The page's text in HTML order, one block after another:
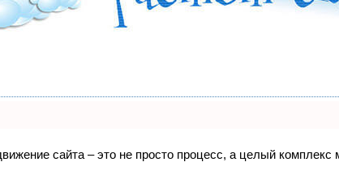
сайта – это не просто процесс, а целый